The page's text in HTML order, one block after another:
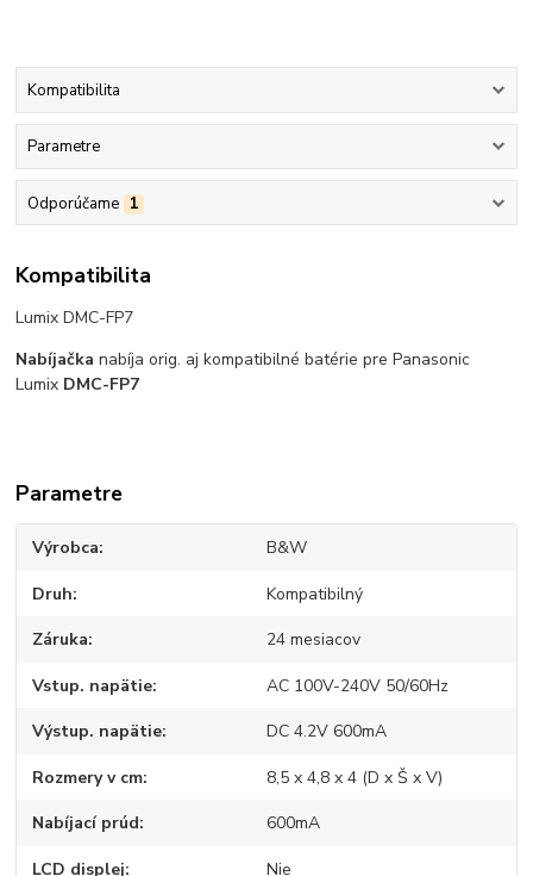
Kompatibilita
Parametre
Odporúčame 1
Kompatibilita
Lumix DMC-FP7
Nabíjačka nabíja orig. aj kompatibilné batérie pre Panasonic
Lumix DMC-FP7
Parametre
Výrobca B&W
Druh Kompatibilný
Záruka 24 mesiacov
Vstup. napätie AC 100V-240V 50/60Hz
Výstup. napätie DC 4.2V 600mA
Rozmery v cm 8,5 x 4,8 x 4 (D x Š x V)
Nabíjací prúd 600mA
LCD displej Nie